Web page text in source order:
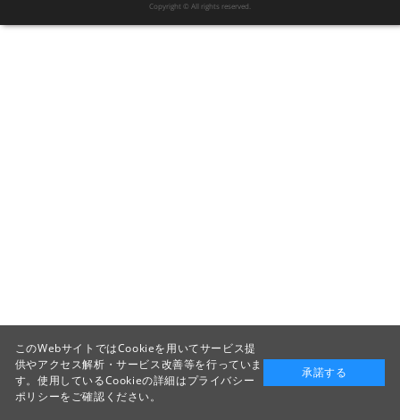
Copyright © All rights reserved.
このWebサイトではCookieを用いてサービス提
供やアクセス解析・サービス改善等を行っていま
す。使用しているCookieの詳細はプライバシー
ポリシーをご確認ください。
承諾する